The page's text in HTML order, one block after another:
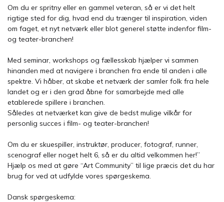
Om du er spritny eller en gammel veteran, så er vi det helt
rigtige sted for dig, hvad end du trænger til inspiration, viden
om faget, et nyt netværk eller blot generel støtte indenfor film-
og teater-branchen!
Med seminar, workshops og fællesskab hjælper vi sammen
hinanden med at navigere i branchen fra ende til anden i alle
spektre. Vi håber, at skabe et netværk der samler folk fra hele
landet og er i den grad åbne for samarbejde med alle
etablerede spillere i branchen.
Således at netværket kan give de bedst mulige vilkår for
personlig succes i film- og teater-branchen!
Om du er skuespiller, instruktør, producer, fotograf, runner,
scenograf eller noget helt 6, så er du altid velkommen her!”
Hjælp os med at gøre “Art Community” til lige præcis det du har
brug for ved at udfylde vores spørgeskema.
Dansk spørgeskema: